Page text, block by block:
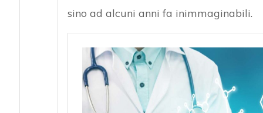
sino ad alcuni anni fa inimmaginabili.